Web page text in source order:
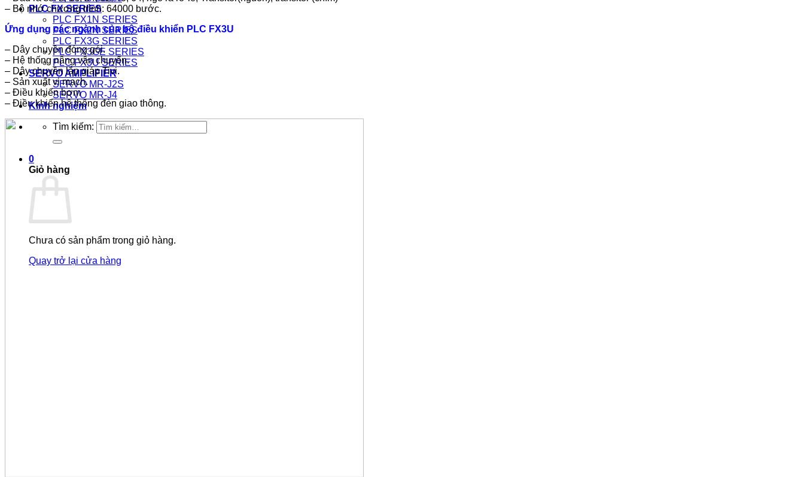
PLC FX SERIES
PLC FX1N SERIES
PLC FX2N SERIES
PLC FX3G SERIES
PLC FX3GE SERIES
PLC FX3U SERIES
SERVO AMPLIFIER
SERVO MR-J2S
SERVO MR-J4
Kinh nghiệm
Tìm kiếm:
0
Giỏ hàng
Chưa có sản phẩm trong giỏ hàng.
Quay trở lại cửa hàng
– Bộ nhớ chương trình: 64000 bước.
Ứng dụng các ngành của bộ điều khiển PLC FX3U
– Dây chuyền đóng gói.
– Hệ thống nâng vận chuyển.
– Dây chuyền lắp giáp Tivi.
– Sản xuất vi mạch.
– Điều khiển bơm
– Điều khiển hệ thống đèn giao thông.